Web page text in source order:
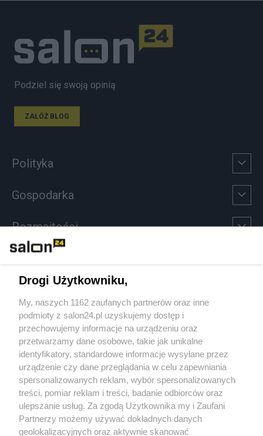
Podziel się swoją opinią
ZAŁÓŻ BLOG
Polityka
Gospodarka
Rozmaitości
Sport
Społeczeństwo
Kultura
X Facebook Instagram Youtube
Drogi Użytkowniku,
My, naszych 1162 zaufanych partnerów oraz inne
podmioty z salon24.pl uzyskujemy dostęp i
przechowujemy informacje na urządzeniu oraz
przetwarzamy dane osobowe, takie jak unikalne
identyfikatory, standardowe informacje wysyłane przez
urządzenie czy dane przeglądania w celu zapewniania
spersonalizowanych reklam, wybór spersonalizowanych
treści, pomiar reklam i treści, badanie odbiorców oraz
ulepszanie usług. Za zgodą Użytkownika my i Zaufani
Partnerzy możemy używać dokładnych danych
geolokalizacyjnych oraz aktywnie skanować